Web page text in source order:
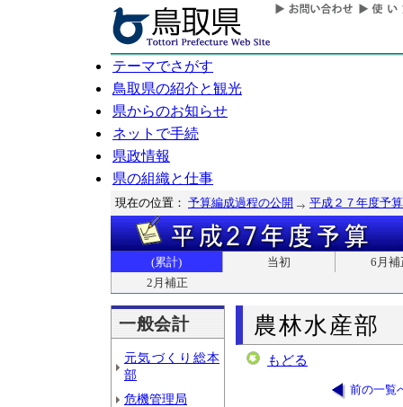
テーマでさがす
鳥取県の紹介と観光
県からのお知らせ
ネットで手続
県政情報
県の組織と仕事
現在の位置： 予算編成過程の公開 平成２７年度予算
(累計) 当初
6月補
2月補正
一般会計
元気づくり総本
部
危機管理局
農林水産部
もどる
前の一覧